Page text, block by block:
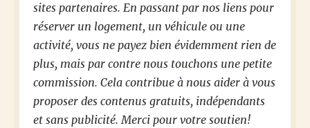
sites partenaires. En passant par nos liens pour
réserver un logement, un véhicule ou une
activité, vous ne payez bien évidemment rien de
plus, mais par contre nous touchons une petite
commission. Cela contribue à nous aider à vous
proposer des contenus gratuits, indépendants
et sans publicité. Merci pour votre soutien!